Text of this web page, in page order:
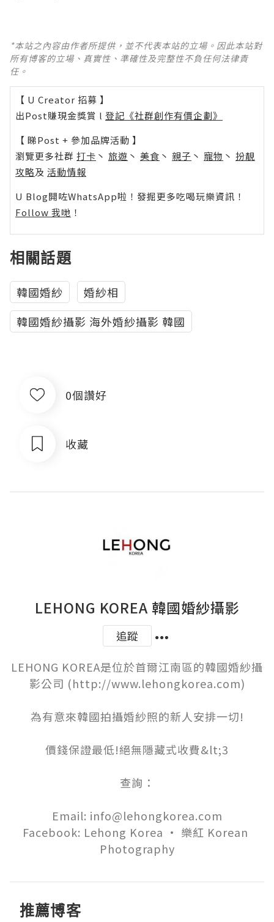
*本站之內容由作者所提供，並不代表本站的立場。因此本站對
所有博客的立場、真實性、準確性及完整性不負任何法律責
任。
【 U Creator 招募 】
出Post賺現金獎賞 l 登記《社群創作有價企劃》
【 睇Post + 參加品牌活動 】
瀏覽更多社群 打卡 丶 旅遊 丶 美食 丶 親子 丶 寵物 丶 扮靚
攻略及 活動情報
U Blog開咗WhatsApp啦！發掘更多吃喝玩樂資訊！
Follow 我哋 ！
相關話題
韓國婚紗
婚紗相
韓國婚紗攝影 海外婚紗攝影 韓國
0個讚好
收藏
LEHONG KOREA 韓國婚紗攝影
追蹤
LEHONG KOREA是位於首爾江南區的韓國婚紗攝
影公司 (http://www.lehongkorea.com)
為有意來韓國拍攝婚紗照的新人安排一切!
價錢保證最低!絕無隱藏式收費&lt;3
查詢：
Email: info@lehongkorea.com
Facebook: Lehong Korea • 樂紅 Korean
Photography
推薦博客